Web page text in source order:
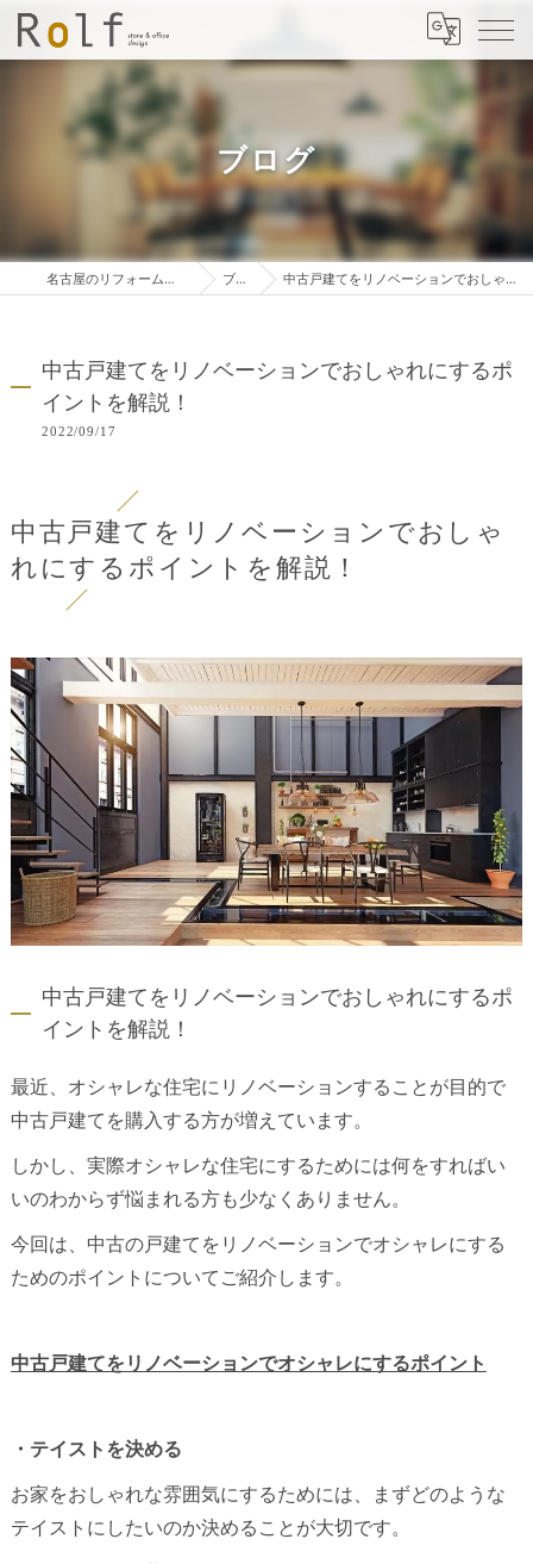
ブログ
名古屋のリフォームは株式会社ロルフ ブログ 中古戸建てをリノベーションでおしゃれにするポイントを解説！
中古戸建てをリノベーションでおしゃれにするポ
イントを解説！
2022/09/17
中古戸建てをリノベーションでおしゃ
れにするポイントを解説！
中古戸建てをリノベーションでおしゃれにするポ
イントを解説！
最近、オシャレな住宅にリノベーションすることが目的で
中古戸建てを購入する方が増えています。
しかし、実際オシャレな住宅にするためには何をすればい
いのわからず悩まれる方も少なくありません。
今回は、中古の戸建てをリノベーションでオシャレにする
ためのポイントについてご紹介します。
中古戸建てをリノベーションでオシャレにするポイント
・テイストを決める
お家をおしゃれな雰囲気にするためには、まずどのような
テイストにしたいのか決めることが大切です。